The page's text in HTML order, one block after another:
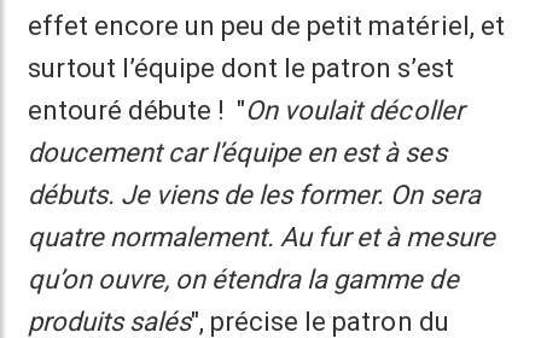
effet encore un peu de petit matériel, et
surtout l’équipe dont le patron s’est
entouré débute ! "On voulait décoller
doucement car l’équipe en est à ses
débuts. Je viens de les former. On sera
quatre normalement. Au fur et à mesure
qu’on ouvre, on étendra la gamme de
produits salés", précise le patron du